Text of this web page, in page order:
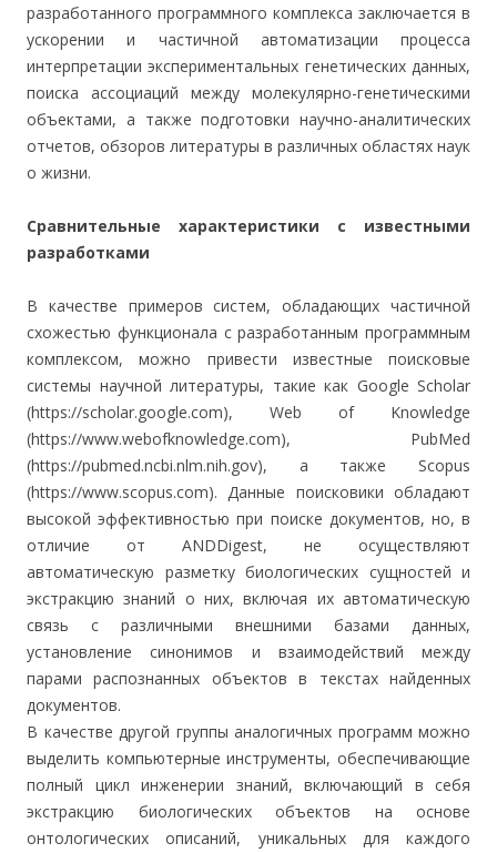
разработанного программного комплекса заключается в
ускорении и частичной автоматизации процесса
интерпретации экспериментальных генетических данных,
поиска ассоциаций между молекулярно-генетическими
объектами, а также подготовки научно-аналитических
отчетов, обзоров литературы в различных областях наук
о жизни.
Сравнительные характеристики с известными
разработками
В качестве примеров систем, обладающих частичной
схожестью функционала с разработанным программным
комплексом, можно привести известные поисковые
системы научной литературы, такие как Google Scholar
(https://scholar.google.com), Web of Knowledge
(https://www.webofknowledge.com), PubMed
(https://pubmed.ncbi.nlm.nih.gov), а также Scopus
(https://www.scopus.com). Данные поисковики обладают
высокой эффективностью при поиске документов, но, в
отличие от ANDDigest, не осуществляют
автоматическую разметку биологических сущностей и
экстракцию знаний о них, включая их автоматическую
связь с различными внешними базами данных,
установление синонимов и взаимодействий между
парами распознанных объектов в текстах найденных
документов.
В качестве другой группы аналогичных программ можно
выделить компьютерные инструменты, обеспечивающие
полный цикл инженерии знаний, включающий в себя
экстракцию биологических объектов на основе
онтологических описаний, уникальных для каждого